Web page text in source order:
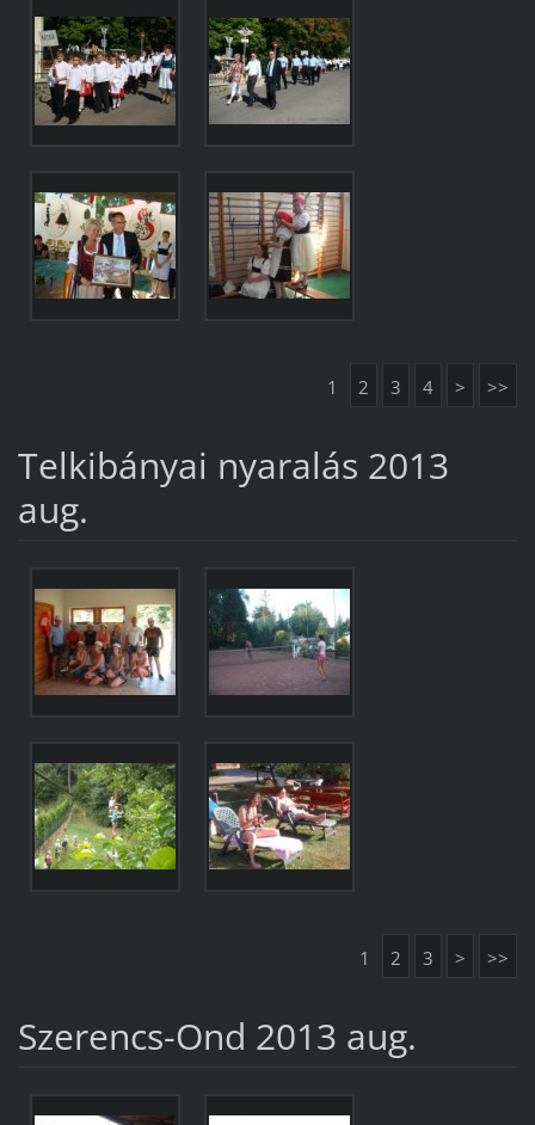
1 2 3 4 > >>
Telkibányai nyaralás 2013
aug.
1 2 3 > >>
Szerencs-Ond 2013 aug.